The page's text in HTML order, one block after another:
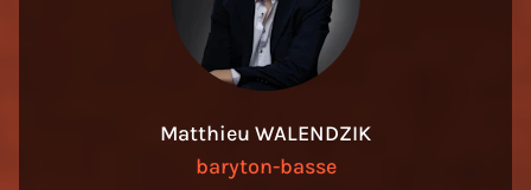
Matthieu WALENDZIK
baryton-basse